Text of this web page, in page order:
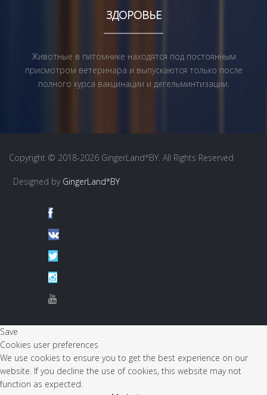
ЗДОРОВЬЕ
Животные в питомнике находятся под постоянным
присмотром ветеринара и выпускаются только после
полного курса вакцинации и дегельминтизации.
Copyright © 2018-2026 GingerLand*BY. All Rights Reserved
. Designed by GingerLand*BY
Save
Cookies user preferences
We use cookies to ensure you to get the best experience on our
website. If you decline the use of cookies, this website may not
function as expected.